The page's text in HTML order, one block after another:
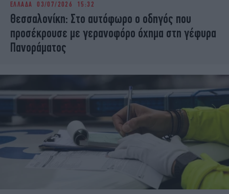
iBOOKS
OSCARS
THE OCEAN
MEDIA
ELAMEFORA
ΕΛΛΑΔΑ 03/07/2026 15:32
Θεσσαλονίκη: Στο αυτόφωρο ο οδηγός που
προσέκρουσε με γερανοφόρο όχημα στη γέφυρα
Πανοράματος